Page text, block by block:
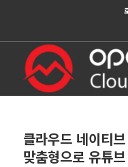
클라우드 네이티
맞춤형으로 유튜